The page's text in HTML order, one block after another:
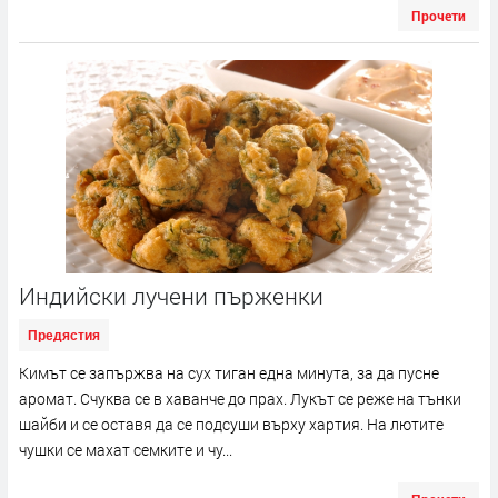
Прочети
Индийски лучени пърженки
Предястия
Кимът се запържва на сух тиган една минута, за да пусне
аромат. Счуква се в хаванче до прах. Лукът се реже на тънки
шайби и се оставя да се подсуши върху хартия. На лютите
чушки се махат семките и чу...